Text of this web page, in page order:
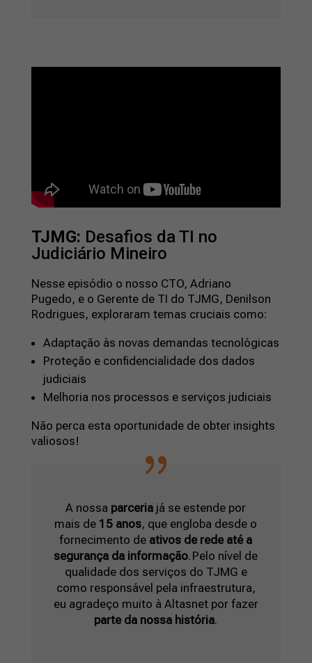
TJMG: Desafios da TI no
Judiciário Mineiro
Nesse episódio o nosso CTO, Adriano
Pugedo, e o Gerente de TI do TJMG, Denilson
Rodrigues, exploraram temas cruciais como:
Adaptação às novas demandas tecnológicas
Proteção e confidencialidade dos dados
judiciais
Melhoria nos processos e serviços judiciais
Não perca esta oportunidade de obter insights
valiosos!
A nossa parceria já se estende por
mais de 15 anos, que engloba desde o
fornecimento de ativos de rede até a
segurança da informação. Pelo nível de
qualidade dos serviços do TJMG e
como responsável pela infraestrutura,
eu agradeço muito à Altasnet por fazer
parte da nossa história.